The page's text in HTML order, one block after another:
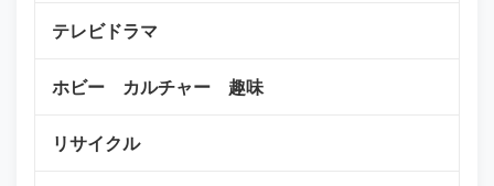
テレビドラマ
ホビー カルチャー 趣味
リサイクル